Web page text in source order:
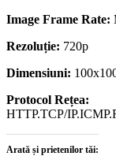
Image Frame Rate:
Rezoluție: 720p
Dimensiuni:
Protocol Rețea:
HTTP.TCP/
Arată și prietenilor tăi: